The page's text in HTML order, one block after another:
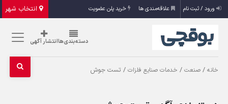
انتخاب شهر ورود / ثبت نام علاقه‌مندی ها خرید پلن عضویت
دسته‌بندی‌هاانتشار آگهی
خانه /صنعت / خدمات صنایع فلزات / تست جوش